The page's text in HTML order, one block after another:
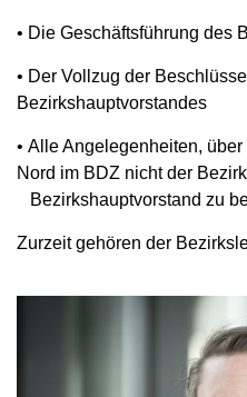
• Die Geschäftsführung des
• Der Vollzug der
Bezirkshauptvorstandes
• Alle Angelegenheiten,
Nord im BDZ nicht der
Bezirkshauptvorstand zu
Zurzeit gehören der